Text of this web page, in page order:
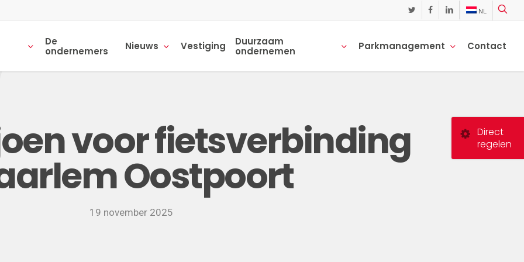
twitter facebooklinkedin NL
De
ondernemers
Nieuws Vestiging
Duurzaam
ondernemen
Parkmanagement Contact
voor fietsverbinding
Oostpoort
19 november 2025
Direct
regelen